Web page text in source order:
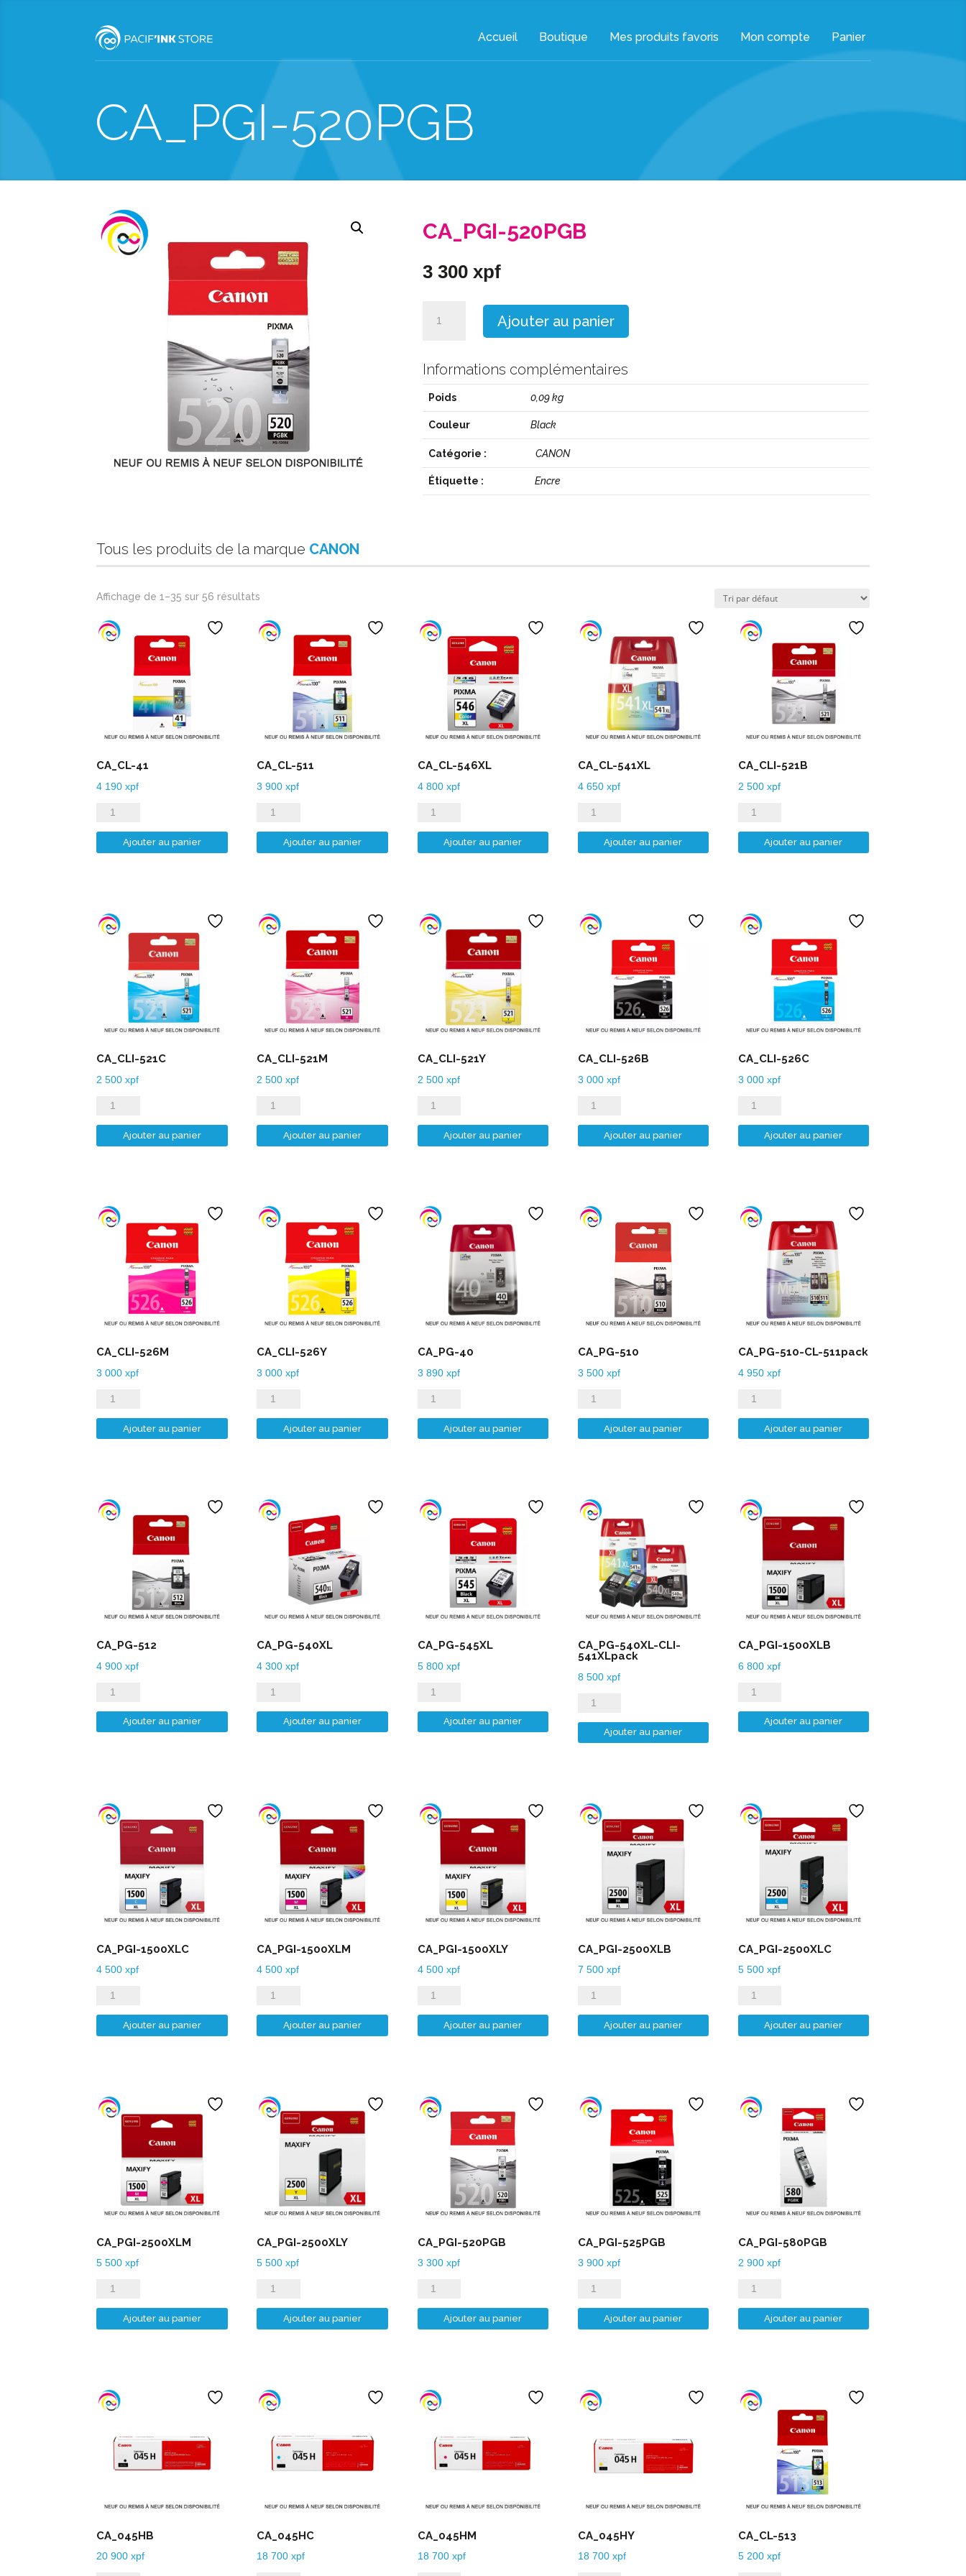
Accueil Boutique Mes produits favoris Mon compte Panier
CA_PGI-520PGB
CA_PGI-520PGB
3 300xpf
Ajouter au panier
Informations complémentaires
Poids 0,09 kg
Couleur Black
Catégorie : CANON
Étiquette : Encre
Tous les produits de la marque CANON
Affichage de 1–35 sur 56 résultats
CA_CL-41
4 190xpf
quantité
de
CA_CL-
Ajouter au panier
CA_CL-511
3 900xpf
quantité
de
CA_CL-
Ajouter au panier
CA_CL-546XL
4 800 xpf
quantité
de
CA_CL-
Ajouter au panier
CA_CL-541XL
4 650 xpf
quantité
de
CA_CL-
Ajouter au panier
CA_CLI-521B
2 500 xpf
quantité
de
CA_CLI-
Ajouter au panier
CA_CLI-521C
2 500xpf
quantité
de
CA_CLI-
Ajouter au panier
CA_CLI-521M
2 500xpf
quantité
de
CA_CLI-
Ajouter au panier
CA_CLI-521Y
2 500 xpf
quantité
de
CA_CLI-
Ajouter au panier
CA_CLI-526B
3 000 xpf
quantité
de
CA_CLI-
Ajouter au panier
CA_CLI-526C
3 000 xpf
quantité
de
CA_CLI-
Ajouter au panier
CA_CLI-526M
3 000xpf
quantité
de
CA_CLI-
Ajouter au panier
CA_CLI-526Y
3 000xpf
quantité
de
CA_CLI-
Ajouter au panier
CA_PG-40
3 890 xpf
quantité
de
CA_PG-
Ajouter au panier
CA_PG-510
3 500 xpf
quantité
de
CA_PG-
Ajouter au panier
CA_PG-510-CL-511pack
4 950 xpf
quantité
de
CA_PG-
Ajouter au panier
CA_PG-512
4 900xpf
quantité
de
CA_PG-
Ajouter au panier
CA_PG-540XL
4 300xpf
quantité
de
CA_PG-
Ajouter au panier
CA_PG-545XL
5 800 xpf
quantité
de
CA_PG-
Ajouter au panier
CA_PG-540XL-CLI-
541XLpack
8 500 xpf
quantité
de
CA_PG-
Ajouter au panier
CA_PGI-1500XLB
6 800 xpf
quantité
de
CA_PGI-
Ajouter au panier
CA_PGI-1500XLC
4 500xpf
quantité
de
CA_PGI-
Ajouter au panier
CA_PGI-1500XLM
4 500xpf
quantité
de
CA_PGI-
Ajouter au panier
CA_PGI-1500XLY
4 500 xpf
quantité
de
CA_PGI-
Ajouter au panier
CA_PGI-2500XLB
7 500 xpf
quantité
de
CA_PGI-
Ajouter au panier
CA_PGI-2500XLC
5 500 xpf
quantité
de
CA_PGI-
Ajouter au panier
CA_PGI-2500XLM
5 500xpf
quantité
de
CA_PGI-
Ajouter au panier
CA_PGI-2500XLY
5 500xpf
quantité
de
CA_PGI-
Ajouter au panier
CA_PGI-520PGB
3 300 xpf
quantité
de
CA_PGI-
Ajouter au panier
CA_PGI-525PGB
3 900 xpf
quantité
de
CA_PGI-
Ajouter au panier
CA_PGI-580PGB
2 900 xpf
quantité
de
CA_PGI-
Ajouter au panier
CA_045HB
20 900xpf
CA_045HC
18 700xpf
CA_045HM
18 700 xpf
CA_045HY
18 700 xpf
CA_CL-513
5 200 xpf